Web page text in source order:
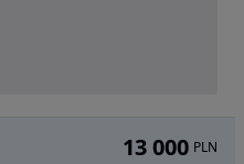
13 000 PLN